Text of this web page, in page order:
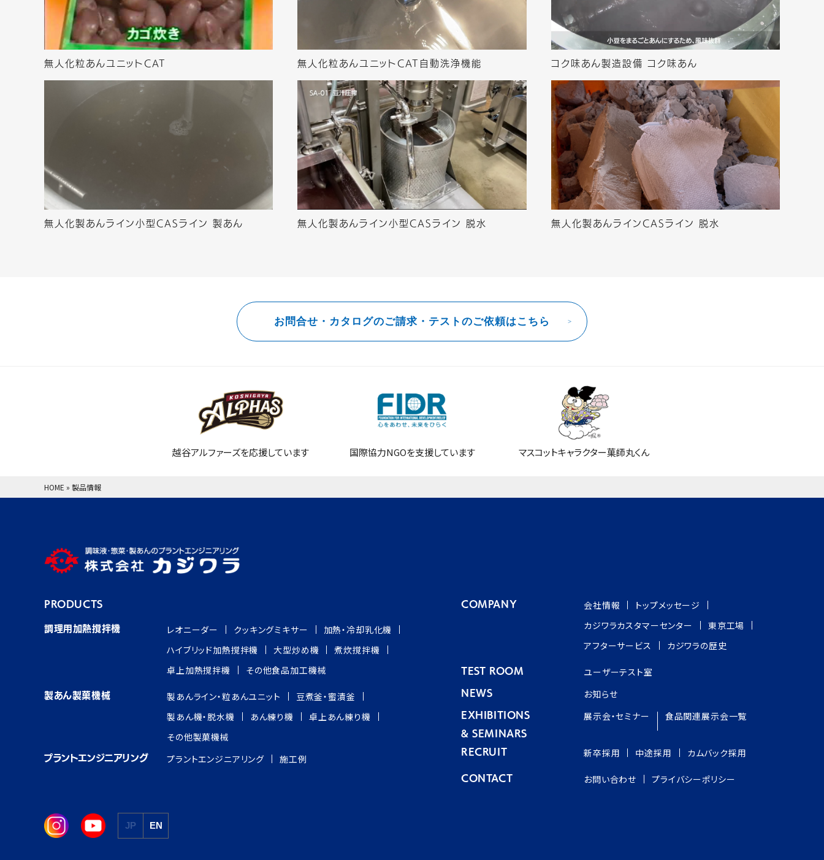
無人化粒あんユニットCAT 無人化粒あんユニットCAT自動洗浄機能 コク味あん製造設備 コク味あん
無人化製あんライン小型CASライン 製あん 無人化製あんライン小型CASライン 脱水 無人化製あんラインCASライン 脱水
お問合せ・カタログのご請求・テストのご依頼はこちら
越谷アルファーズを応援しています 国際協力NGOを支援しています マスコットキャラクター菓師丸くん
HOME » 製品情報
PRODUCTS
調理用加熱撹拌機 レオニーダー クッキングミキサー
加熱・冷却乳化機
ハイブリッド加熱撹拌機
大型炒め機
煮炊撹拌機
卓上加熱撹拌機
その他食品加工機械
製あん製菓機械 製あんライン・粒あんユニット
豆煮釜・蜜漬釜
製あん機・脱水機
あん練り機
卓上あん練り機
その他製菓機械
プラントエンジニアリング プラントエンジニアリング 施工例
COMPANY 会社情報
トップメッセージ
カジワラカスタマーセンター
東京工場
アフターサービス
カジワラの歴史
TEST ROOM ユーザーテスト室
NEWS お知らせ
EXHIBITIONS
& SEMINARS
展示会・セミナー 食品関連展示会一覧
RECRUIT 新卒採用 中途採用 カムバック採用
CONTACT お問い合わせ プライバシーポリシー
JP EN